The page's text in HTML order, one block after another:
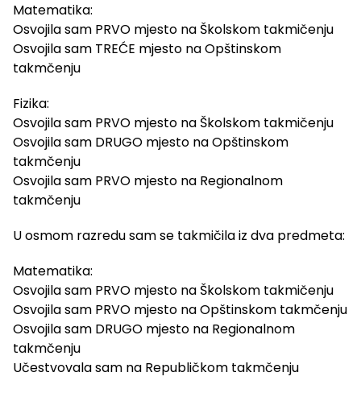
Matematika:
Osvojila sam PRVO mjesto na Školskom takmičenju
Osvojila sam TREĆE mjesto na Opštinskom
takmčenju
Fizika:
Osvojila sam PRVO mjesto na Školskom takmičenju
Osvojila sam DRUGO mjesto na Opštinskom
takmčenju
Osvojila sam PRVO mjesto na Regionalnom
takmčenju
U osmom razredu sam se takmičila iz dva predmeta:
Matematika:
Osvojila sam PRVO mjesto na Školskom takmičenju
Osvojila sam PRVO mjesto na Opštinskom takmčenju
Osvojila sam DRUGO mjesto na Regionalnom
takmčenju
Učestvovala sam na Republičkom takmčenju